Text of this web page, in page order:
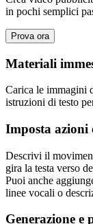
in pochi semplici
Prova ora
Materiali
Carica le immagini
istruzioni di testo
Imposta azioni
Descrivi il
gira la testa verso
Puoi anche
linee vocali o
Generazione e